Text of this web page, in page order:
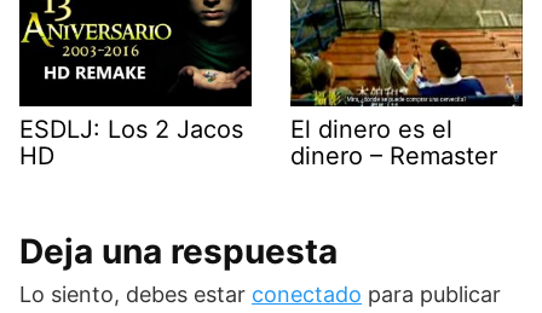
ESDLJ: Los 2 Jacos
HD
El dinero es el
dinero – Remaster
Deja una respuesta
Lo siento, debes estar conectado para publicar